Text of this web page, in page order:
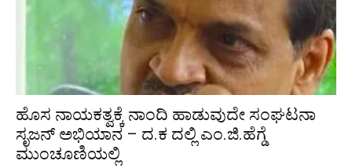
ಹೊಸ ನಾಯಕತ್ವಕ್ಕೆ ನಾಂದಿ ಹಾಡುವುದೇ ಸಂಘಟನಾ
ಸೃಜನ್ ಅಭಿಯಾನ – ದ.ಕ ದಲ್ಲಿ ಎಂ.ಜಿ.ಹೆಗ್ಡೆ
ಮುಂಚೂಣಿಯಲ್ಲಿ